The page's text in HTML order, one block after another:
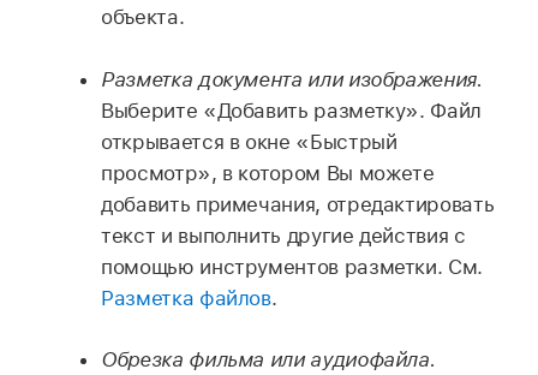
объекта.
Разметка документа или изображения.
Выберите «Добавить разметку». Файл
открывается в окне «Быстрый
просмотр», в котором Вы можете
добавить примечания, отредактировать
текст и выполнить другие действия с
помощью инструментов разметки. См.
Разметка файлов.
Обрезка фильма или аудиофайла.